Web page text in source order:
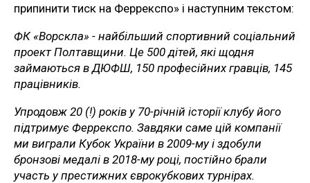
припинити тиск на Феррекспо» і наступним текстом:
ФК «Ворскла» - найбільший спортивний соціальний
проект Полтавщини. Це 500 дітей, які щодня
займаються в ДЮФШ, 150 професійних гравців, 145
працівників.
Упродовж 20 (!) років у 70-річній історії клубу його
підтримує Феррекспо. Завдяки саме цій компанії
ми виграли Кубок України в 2009-му і здобули
бронзові медалі в 2018-му році, постійно брали
участь у престижних єврокубкових турнірах.